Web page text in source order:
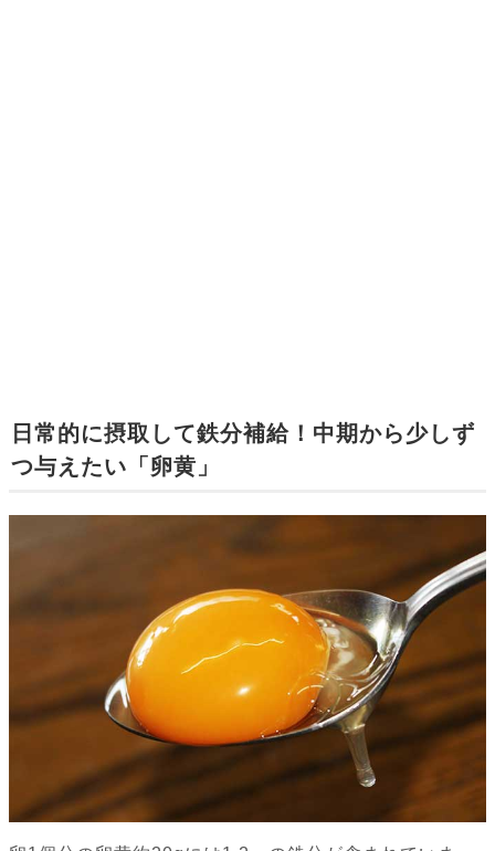
日常的に摂取して鉄分補給！中期から少しず
つ与えたい「卵黄」